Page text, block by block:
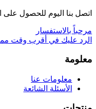
اتصل بنا اليوم للحصول
مرحباً بالاستفسار
الرد عليك في أقرب وقت
معلومة
معلومات عنا
الأسئلة الشائعة